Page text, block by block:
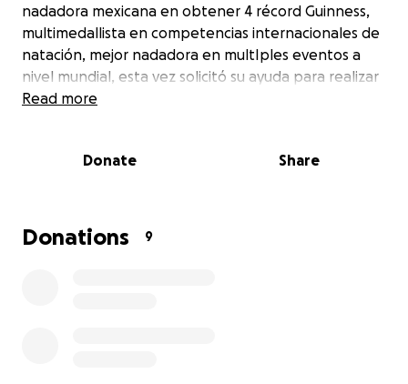
nadadora mexicana en obtener 4 récord Guinness,
multimedallista en competencias internacionales de
natación, mejor nadadora en multIples eventos a
nivel mundial, esta vez solicitó su ayuda para realizar
el sueño de ir a competir a Tailandia ya que los
apoyos de los directivos, ya que desgraciadamente
Read more
Donate Share
Donations 9